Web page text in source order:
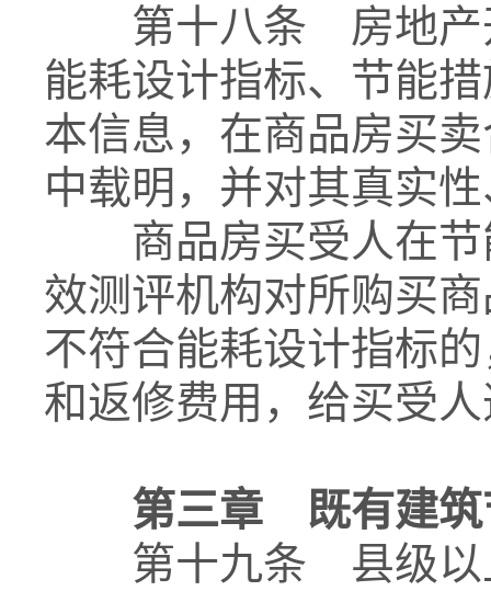
第十八条 房地产开
能耗设计指标、节能
本信息，在商品房买
中载明，并对其真实
商品房买受人在节
效测评机构对所购买
不符合能耗设计指标
和返修费用，给买受
第三章 既有建筑
第十九条 县级以上